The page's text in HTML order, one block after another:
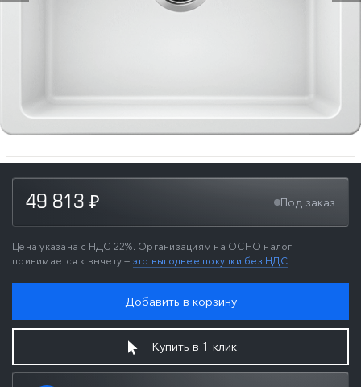
49 813 ₽ Под заказ
Цена указана с НДС 22%. Организациям на ОСНО налог
принимается к вычету — это выгоднее покупки без НДС
Добавить в корзину
Купить в 1 клик